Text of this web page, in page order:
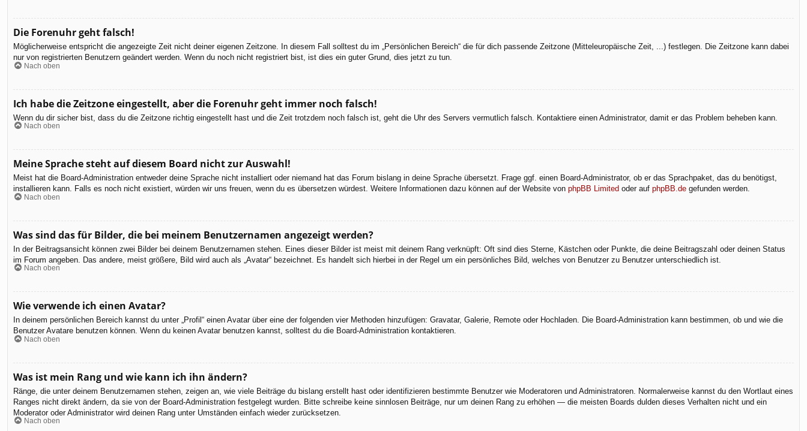
Die Forenuhr geht falsch!
Möglicherweise entspricht die angezeigte Zeit nicht deiner eigenen Zeitzone. In diesem Fall solltest du im „Persönlichen Bereich“ die für dich passende Zeitzone (Mitteleuropäische Zeit, ...) festlegen. Die Zeitzone kann dabei
nur von registrierten Benutzern geändert werden. Wenn du noch nicht registriert bist, ist dies ein guter Grund, dies jetzt zu tun.
Nach oben
Ich habe die Zeitzone eingestellt, aber die Forenuhr geht immer noch falsch!
Wenn du dir sicher bist, dass du die Zeitzone richtig eingestellt hast und die Zeit trotzdem noch falsch ist, geht die Uhr des Servers vermutlich falsch. Kontaktiere einen Administrator, damit er das Problem beheben kann.
Nach oben
Meine Sprache steht auf diesem Board nicht zur Auswahl!
Meist hat die Board-Administration entweder deine Sprache nicht installiert oder niemand hat das Forum bislang in deine Sprache übersetzt. Frage ggf. einen Board-Administrator, ob er das Sprachpaket, das du benötigst,
installieren kann. Falls es noch nicht existiert, würden wir uns freuen, wenn du es übersetzen würdest. Weitere Informationen dazu können auf der Website von phpBB Limited oder auf phpBB.de gefunden werden.
Nach oben
Was sind das für Bilder, die bei meinem Benutzernamen angezeigt werden?
In der Beitragsansicht können zwei Bilder bei deinem Benutzernamen stehen. Eines dieser Bilder ist meist mit deinem Rang verknüpft: Oft sind dies Sterne, Kästchen oder Punkte, die deine Beitragszahl oder deinen Status
im Forum angeben. Das andere, meist größere, Bild wird auch als „Avatar“ bezeichnet. Es handelt sich hierbei in der Regel um ein persönliches Bild, welches von Benutzer zu Benutzer unterschiedlich ist.
Nach oben
Wie verwende ich einen Avatar?
In deinem persönlichen Bereich kannst du unter „Profil“ einen Avatar über eine der folgenden vier Methoden hinzufügen: Gravatar, Galerie, Remote oder Hochladen. Die Board-Administration kann bestimmen, ob und wie die
Benutzer Avatare benutzen können. Wenn du keinen Avatar benutzen kannst, solltest du die Board-Administration kontaktieren.
Nach oben
Was ist mein Rang und wie kann ich ihn ändern?
Ränge, die unter deinem Benutzernamen stehen, zeigen an, wie viele Beiträge du bislang erstellt hast oder identifizieren bestimmte Benutzer wie Moderatoren und Administratoren. Normalerweise kannst du den Wortlaut eines
Ranges nicht direkt ändern, da sie von der Board-Administration festgelegt wurden. Bitte schreibe keine sinnlosen Beiträge, nur um deinen Rang zu erhöhen — die meisten Boards dulden dieses Verhalten nicht und ein
Moderator oder Administrator wird deinen Rang unter Umständen einfach wieder zurücksetzen.
Nach oben